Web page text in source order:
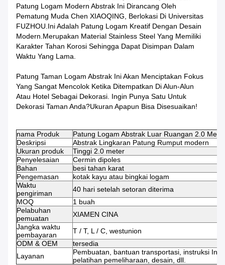
Patung Logam Modern Abstrak Ini Dirancang Oleh
Pematung Muda Chen XIAOQING, Berlokasi Di Universitas
FUZHOU.Ini Adalah Patung Logam Kreatif Dengan Desain
Modern.Merupakan Material Stainless Steel Yang Memiliki
Karakter Tahan Korosi Sehingga Dapat Disimpan Dalam
Waktu Yang Lama.
Patung Taman Logam Abstrak Ini Akan Menciptakan Fokus
Yang Sangat Mencolok Ketika Ditempatkan Di Alun-Alun
Atau Hotel Sebagai Dekorasi. Ingin Punya Satu Untuk
Dekorasi Taman Anda?Ukuran Apapun Bisa Disesuaikan!
nama Produk
Patung Logam Abstrak Luar Ruangan 2.0
Deskripsi
Abstrak Lingkaran Patung Rumput modern
Ukuran produk
Tinggi 2.0 meter
Penyelesaian
Cermin dipoles
Bahan
besi tahan karat
Pengemasan
kotak kayu atau bingkai logam
Waktu
pengiriman
40 hari setelah setoran diterima
MOQ
1 buah
Pelabuhan
pemuatan
XIAMEN CINA
Jangka waktu
pembayaran
T / T, L / C, westunion
ODM & OEM
tersedia
Layanan
Pembuatan, bantuan transportasi, instruksi
pelatihan pemeliharaan, desain, dll.